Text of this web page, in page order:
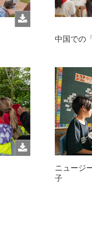
中国での
ニュージ
子